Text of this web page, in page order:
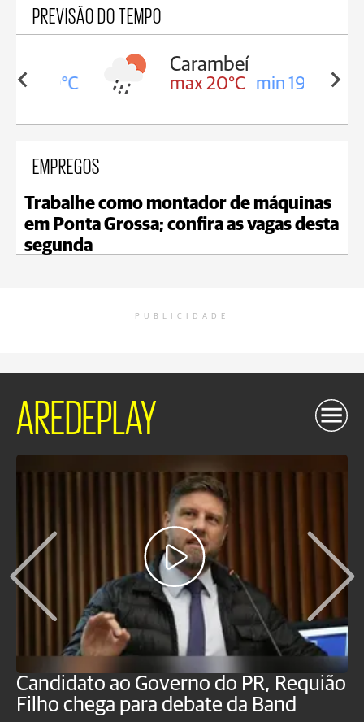
PREVISÃO DO TEMPO
19°C
Carambeí
max 20°C min 19°C
EMPREGOS
Trabalhe como montador de máquinas
em Ponta Grossa; confira as vagas desta
segunda
PUBLICIDADE
AREDEPLAY
Candidato ao Governo do PR, Requião
Filho chega para debate da Band